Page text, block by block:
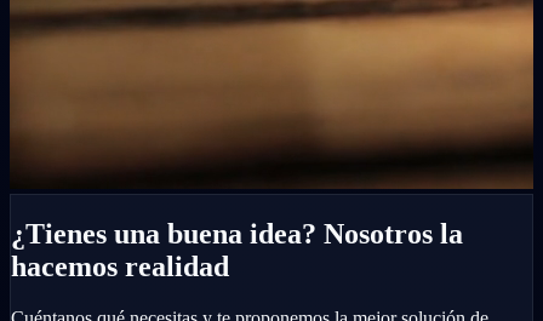
¿Tienes una buena idea? Nosotros la
hacemos realidad